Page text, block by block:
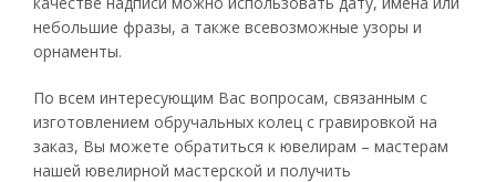
небольшие фразы, а также всевозможные узоры и
орнаменты.
По всем интересующим Вас вопросам, связанным с
изготовлением обручальных колец с гравировкой на
заказ, Вы можете обратиться к ювелирам – мастерам
нашей ювелирной мастерской и получить